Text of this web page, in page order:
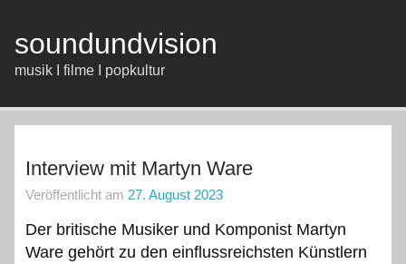
springen
soundundvision
musik I filme I popkultur
Interview mit Martyn Ware
Veröffentlicht am 27. August 2023
Der britische Musiker und Komponist Martyn
Ware gehört zu den einflussreichsten Künstlern